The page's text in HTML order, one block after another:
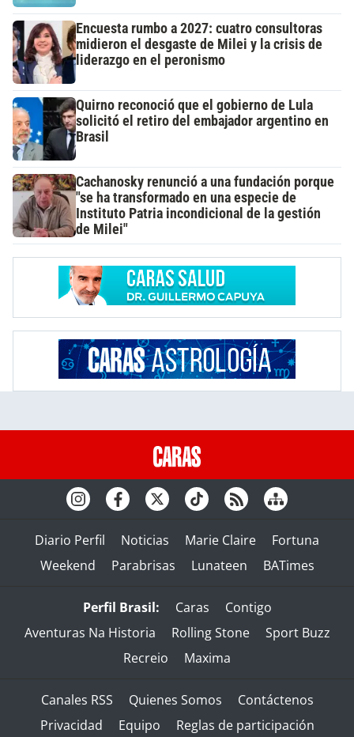
Encuesta rumbo a 2027: cuatro consultoras
midieron el desgaste de Milei y la crisis de
liderazgo en el peronismo
Quirno reconoció que el gobierno de Lula
solicitó el retiro del embajador argentino en
Brasil
Cachanosky renunció a una fundación porque
"se ha transformado en una especie de
Instituto Patria incondicional de la gestión
de Milei"
Diario Perfil Noticias Marie Claire
Fortuna
Weekend
Parabrisas Lunateen BATimes
Perfil Brasil: Caras
Contigo
Aventuras Na Historia
Rolling Stone
Sport Buzz
Recreio
Maxima
Canales RSS Quienes Somos
Contáctenos
Privacidad
Equipo Reglas de participación